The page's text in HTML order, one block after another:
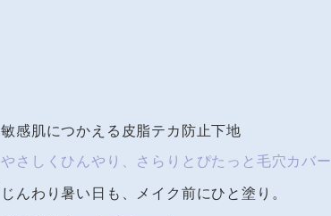
敏感肌につかえる皮脂テカ防止下地
やさしくひんやり、 さらりとぴたっと毛穴カバー
じんわり暑い日も、メイク前にひと塗り。